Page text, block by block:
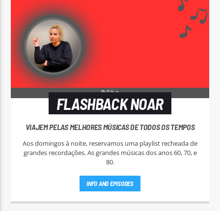
FLASHBACK NOAR
VIAJEM PELAS MELHORES MÚSICAS DE TODOS OS TEMPOS
Aos domingos à noite, reservamos uma playlist recheada de
grandes recordações. As grandes músicas dos anos 60, 70, e
80.
INFO AND EPISODES